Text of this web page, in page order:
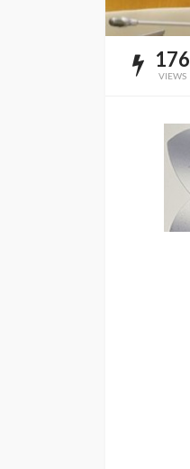
176
VIEWS